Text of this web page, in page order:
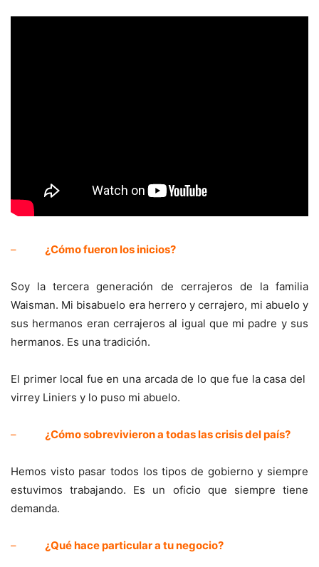
– ¿Cómo fueron los inicios?
Soy la tercera generación de cerrajeros de la familia
Waisman. Mi bisabuelo era herrero y cerrajero, mi abuelo y
sus hermanos eran cerrajeros al igual que mi padre y sus
hermanos. Es una tradición.
El primer local fue en una arcada de lo que fue la casa del
virrey Liniers y lo puso mi abuelo.
– ¿Cómo sobrevivieron a todas las crisis del país?
Hemos visto pasar todos los tipos de gobierno y siempre
estuvimos trabajando. Es un oficio que siempre tiene
demanda.
– ¿Qué hace particular a tu negocio?